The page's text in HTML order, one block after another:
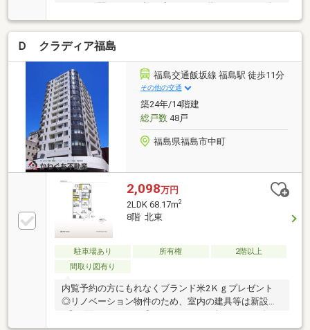
日の通勤・通学や新幹線の利用もスムーズ。中心市街
地に近いポジションでありながら、物件周辺は車通り
が少なめで落ち着いた住環境が保たれています。駅直
結の話題のディスカウントスーパー「ロピア」や、大
型商業施設内に誕生した「MEGAドン・キホーテ」が
相次いでオープンし、お買い物環境がさらに充実しま
した。利便性と居心地の良さをどちらも重視したい方
に、おすすめできる周辺環境です。※ペットに関して
は規約がありますので、詳細はお問い合わせください
Ｄ クラディア福島
福島交通飯坂線 福島駅 徒歩11分
その他の交通
築24年/14階建
総戸数48戸
福島県福島市中町
2,098万円
2LDK 68.17m2
8階 北東
駐車場あり 所有権
2階以上
間取り図有り
内覧予約の方にもれなくブランド米2Ｋｇプレゼント
◎リノベーション物件のため、室内の建具等は新設済
月下旬完了）・システムキッチン交換（ビルトイン食